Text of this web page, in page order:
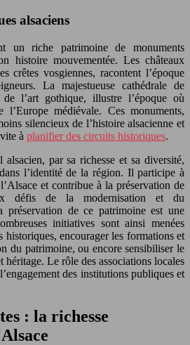
alsaciens
un riche patrimoine de monuments
histoire mouvementée. Les châteaux
crêtes vosgiennes, racontent l’époque
La majestueuse cathédrale de
de l’art gothique, illustre l’époque où
médiévale. Ces monuments,
silencieux de l’histoire alsacienne et
à planifier des circuits historiques.
par sa richesse et sa diversité,
l’identité de la région. Il participe à
et contribue à la préservation de
défis de la modernisation et du
préservation de ce patrimoine est une
initiatives sont ainsi menées
historiques, encourager les formations et
du patrimoine, ou encore sensibiliser le
héritage. Le rôle des associations locales
des institutions publiques et
: la richesse